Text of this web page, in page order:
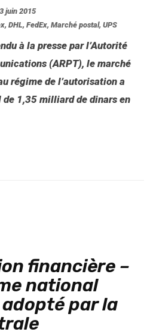
juin 2015
, DHL, FedEx, Marché postal, UPS
à la presse par l’Autorité
(ARPT), le marché
régime de l’autorisation a
1,35 milliard de dinars en
financière –
national
par la